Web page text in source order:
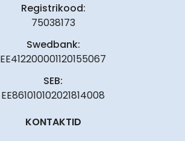
Registrikood:
75038173
Swedbank:
EE412200001120155067
SEB:
EE861010102021814008
KONTAKTID